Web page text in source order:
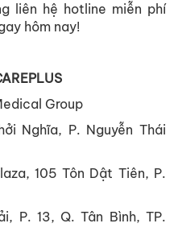
liên hệ hotline miễn phí
hôm nay!
Group
Nghĩa, P. Nguyễn Thái
105 Tôn Dật Tiên, P.
P. 13, Q. Tân Bình, TP.